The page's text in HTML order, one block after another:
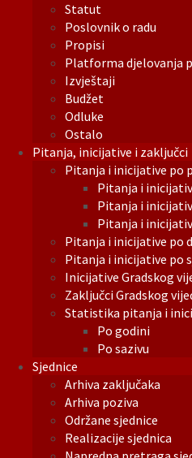
Statut
Poslovnik o radu
Propisi
Platforma djelovanja
Izvještaji
Budžet
Odluke
Ostalo
Pitanja, inicijative i zaključci
Pitanja i inicijative po
Pitanja i
Pitanja i
Pitanja i
Pitanja i inicijative po
Pitanja i inicijative po
Inicijative Gradskog
Zaključci Gradskog
Statistika pitanja i
Po godini
Po sazivu
Sjednice
Arhiva zaključaka
Arhiva poziva
Održane sjednice
Realizacije sjednica